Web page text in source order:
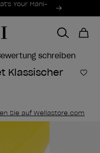
Your Mani-
schreiben
Klassischer
Zur
Sie auf Wellastore.com